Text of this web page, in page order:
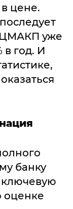
цене.
уже
в год. И
банку
ключевую
оценке